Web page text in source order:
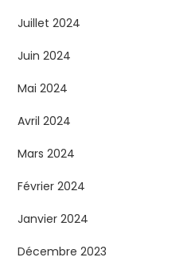
Juillet 2024
Juin 2024
Mai 2024
Avril 2024
Mars 2024
Février 2024
Janvier 2024
Décembre 2023